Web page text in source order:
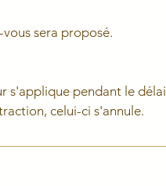
sera proposé.
s'applique pendant le délai